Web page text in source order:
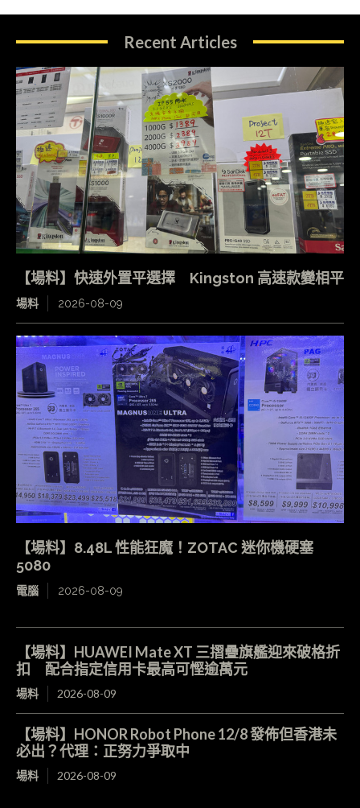
Recent Articles
【場料】快速外置平選擇 Kingston 高速款變相平
場料 2026-08-09
【場料】8.48L 性能狂魔！ZOTAC 迷你機硬塞
5080
電腦 2026-08-09
【場料】HUAWEI Mate XT 三摺疊旗艦迎來破格折
扣 配合指定信用卡最高可慳逾萬元
場料 2026-08-09
【場料】HONOR Robot Phone 12/8 發佈但香港未
必出？代理：正努力爭取中
場料 2026-08-09